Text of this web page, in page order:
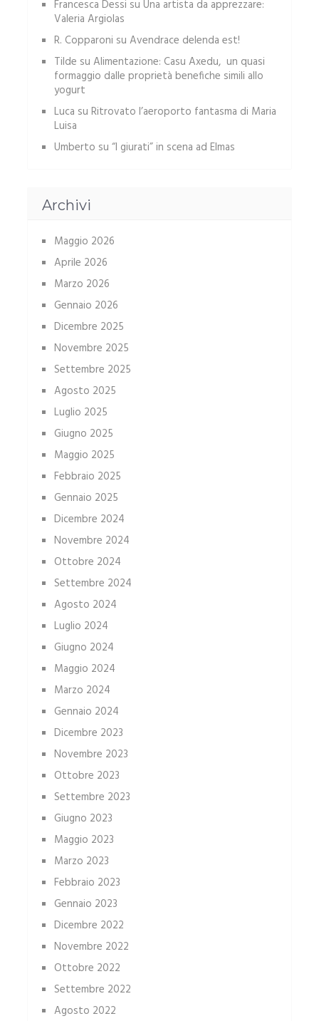
Francesca Dessi su Una artista da apprezzare:
Valeria Argiolas
R. Copparoni su Avendrace delenda est!
Tilde su Alimentazione: Casu Axedu, un quasi
formaggio dalle proprietà benefiche simili allo
yogurt
Luca su Ritrovato l’aeroporto fantasma di Maria
Luisa
Umberto su “I giurati” in scena ad Elmas
Archivi
Maggio 2026
Aprile 2026
Marzo 2026
Gennaio 2026
Dicembre 2025
Novembre 2025
Settembre 2025
Agosto 2025
Luglio 2025
Giugno 2025
Maggio 2025
Febbraio 2025
Gennaio 2025
Dicembre 2024
Novembre 2024
Ottobre 2024
Settembre 2024
Agosto 2024
Luglio 2024
Giugno 2024
Maggio 2024
Marzo 2024
Gennaio 2024
Dicembre 2023
Novembre 2023
Ottobre 2023
Settembre 2023
Giugno 2023
Maggio 2023
Marzo 2023
Febbraio 2023
Gennaio 2023
Dicembre 2022
Novembre 2022
Ottobre 2022
Settembre 2022
Agosto 2022